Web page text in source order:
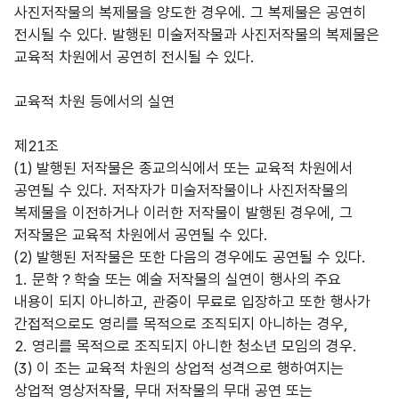
사진저작물의 복제물을 양도한 경우에. 그 복제물은 공연히
전시될 수 있다. 발행된 미술저작물과 사진저작물의 복제물은
교육적 차원에서 공연히 전시될 수 있다.
교육적 차원 등에서의 실연
제21조
(1) 발행된 저작물은 종교의식에서 또는 교육적 차원에서
공연될 수 있다. 저작자가 미술저작물이나 사진저작물의
복제물을 이전하거나 이러한 저작물이 발행된 경우에, 그
저작물은 교육적 차원에서 공연될 수 있다.
(2) 발행된 저작물은 또한 다음의 경우에도 공연될 수 있다.
1. 문학？학술 또는 예술 저작물의 실연이 행사의 주요
내용이 되지 아니하고, 관중이 무료로 입장하고 또한 행사가
간접적으로도 영리를 목적으로 조직되지 아니하는 경우,
2. 영리를 목적으로 조직되지 아니한 청소년 모임의 경우.
(3) 이 조는 교육적 차원의 상업적 성격으로 행하여지는
상업적 영상저작물, 무대 저작물의 무대 공연 또는